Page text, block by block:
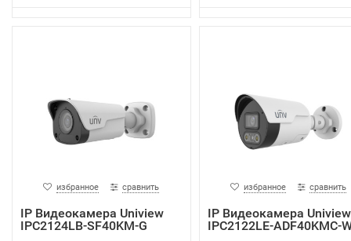
избранное сравнить
IP Видеокамера Uniview
IPC2124LB-SF40KM-G
избранное сравнить
IP Видеокамера Uniview
IPC2122LE-ADF40KMC-